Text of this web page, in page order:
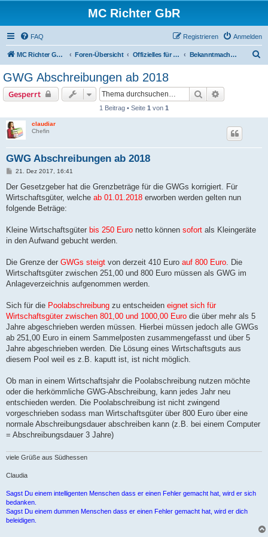
MC Richter GbR
FAQ Anmelden
Registrieren
MC Richter GbR (Impressum / Datenschutz) Foren-Übersicht Offizielles für Jedermann Bekanntmachungen
GWG Abschreibungen ab 2018
Gesperrt Suche
1 Beitrag • Seite 1 von 1
claudiar
Chefin
GWG Abschreibungen ab 2018
B
i
r
a
g
21. Dez 2017, 16:41
Der Gesetzgeber hat die Grenzbeträge für die GWGs korrigiert. Für
Wirtschaftsgüter, welche ab 01.01.2018 erworben werden gelten nun
folgende Beträge:
Kleine Wirtschaftsgüter bis 250 Euro netto können sofort als Kleingeräte
in den Aufwand gebucht werden.
Die Grenze der GWGs steigt von derzeit 410 Euro auf 800 Euro. Die
Wirtschaftsgüter zwischen 251,00 und 800 Euro müssen als GWG im
Anlageverzeichnis aufgenommen werden.
Sich für die Poolabschreibung zu entscheiden eignet sich für
Wirtschaftsgüter zwischen 801,00 und 1000,00 Euro die über mehr als 5
Jahre abgeschrieben werden müssen. Hierbei müssen jedoch alle GWGs
ab 251,00 Euro in einem Sammelposten zusammengefasst und über 5
Jahre abgeschrieben werden. Die Lösung eines Wirtschaftsguts aus
diesem Pool weil es z.B. kaputt ist, ist nicht möglich.
Ob man in einem Wirtschaftsjahr die Poolabschreibung nutzen möchte
oder die herkömmliche GWG-Abschreibung, kann jedes Jahr neu
entschieden werden. Die Poolabschreibung ist nicht zwingend
vorgeschrieben sodass man Wirtschaftsgüter über 800 Euro über eine
normale Abschreibungsdauer abschreiben kann (z.B. bei einem Computer
= Abschreibungsdauer 3 Jahre)
viele Grüße aus Südhessen
Claudia
Sagst Du einem intelligenten Menschen dass er einen Fehler gemacht hat, wird er sich
bedanken.
Sagst Du einem dummen Menschen dass er einen Fehler gemacht hat, wird er dich
beleidigen.